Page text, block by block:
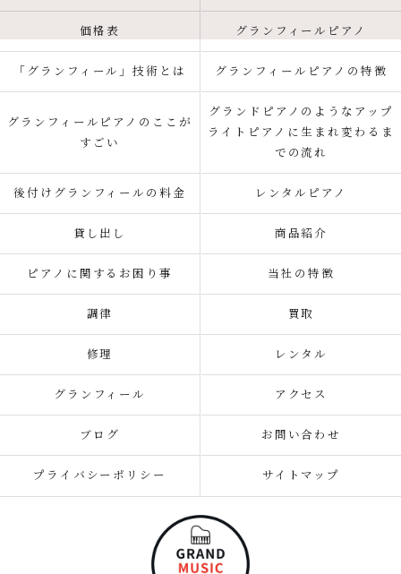
価格表 グランフィールピアノ
「グランフィール」技術とは グランフィールピアノの特徴
グランフィールピアノのここが
すごい
グランドピアノのようなアップ
ライトピアノに生まれ変わるま
での流れ
後付けグランフィールの料金 レンタルピアノ
貸し出し 商品紹介
ピアノに関するお困り事 当社の特徴
調律 買取
修理 レンタル
グランフィール アクセス
ブログ お問い合わせ
プライバシーポリシー サイトマップ